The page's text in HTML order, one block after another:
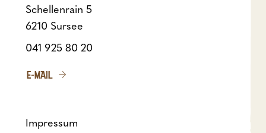
Schellenrain 5
6210 Sursee
041 925 80 20
E-MAIL
Impressum